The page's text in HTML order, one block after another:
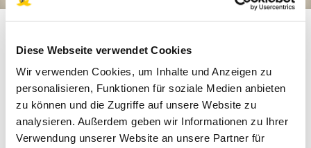
Diese Webseite verwendet Cookies
Wir verwenden Cookies, um Inhalte und Anzeigen zu
personalisieren, Funktionen für soziale Medien anbieten
zu können und die Zugriffe auf unsere Website zu
analysieren. Außerdem geben wir Informationen zu Ihrer
Verwendung unserer Website an unsere Partner für
VERSAND
Standardversand
Deutschland 6,90 Euro
Ab 100 Euro Bestellwert versandkostenfrei